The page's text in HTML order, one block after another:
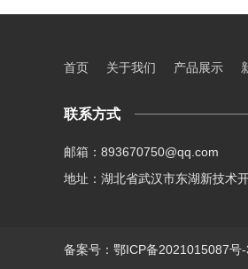
首页 关于我们 产品展示
联系方式
邮箱：893670750@qq.com
地址：湖北省武汉市东湖新技术
备案号：鄂ICP备2021015087号